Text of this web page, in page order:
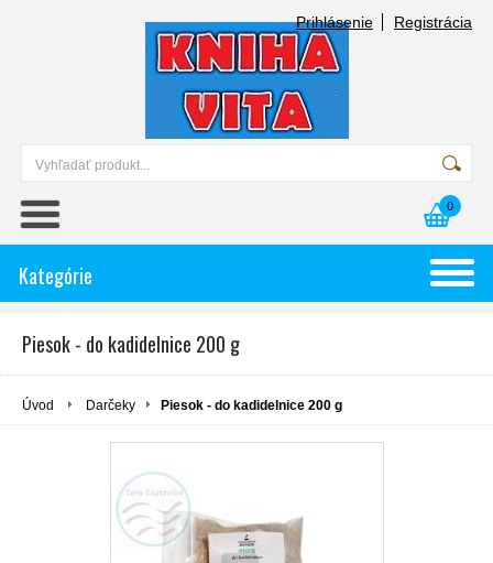
Prihlásenie Registrácia
0
Kategórie
Piesok - do kadidelnice 200 g
Úvod Darčeky Piesok - do kadidelnice 200 g